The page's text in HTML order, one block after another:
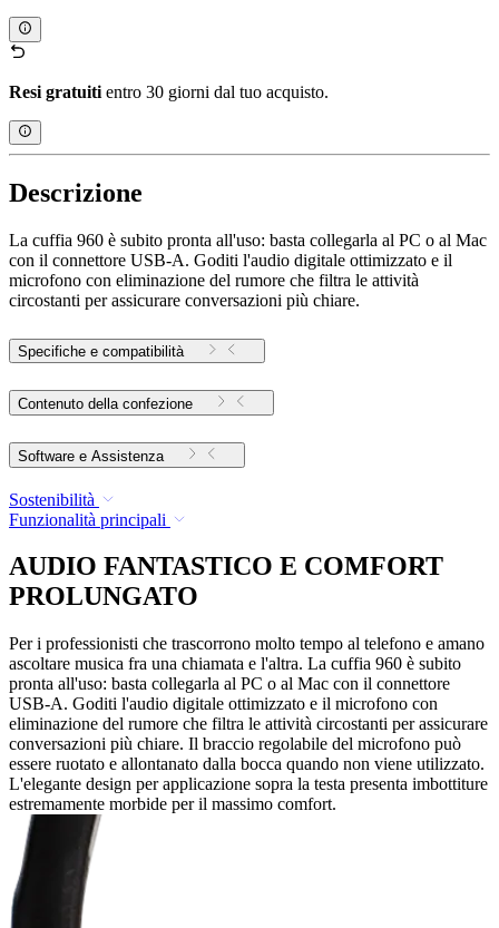
Resi gratuiti entro 30 giorni dal tuo acquisto.
Descrizione
La cuffia 960 è subito pronta all'uso: basta collegarla al PC o al Mac
con il connettore USB-A. Goditi l'audio digitale ottimizzato e il
microfono con eliminazione del rumore che filtra le attività
circostanti per assicurare conversazioni più chiare.
Specifiche e compatibilità
Contenuto della confezione
Software e Assistenza
Sostenibilità
Funzionalità principali
AUDIO FANTASTICO E COMFORT
PROLUNGATO
Per i professionisti che trascorrono molto tempo al telefono e amano
ascoltare musica fra una chiamata e l'altra. La cuffia 960 è subito
pronta all'uso: basta collegarla al PC o al Mac con il connettore
USB-A. Goditi l'audio digitale ottimizzato e il microfono con
eliminazione del rumore che filtra le attività circostanti per assicurare
conversazioni più chiare. Il braccio regolabile del microfono può
essere ruotato e allontanato dalla bocca quando non viene utilizzato.
L'elegante design per applicazione sopra la testa presenta imbottiture
estremamente morbide per il massimo comfort.